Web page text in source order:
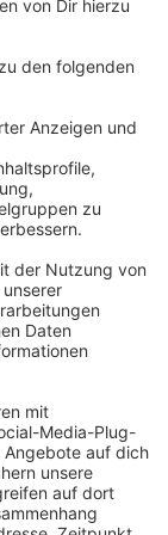
zum
live dabei.